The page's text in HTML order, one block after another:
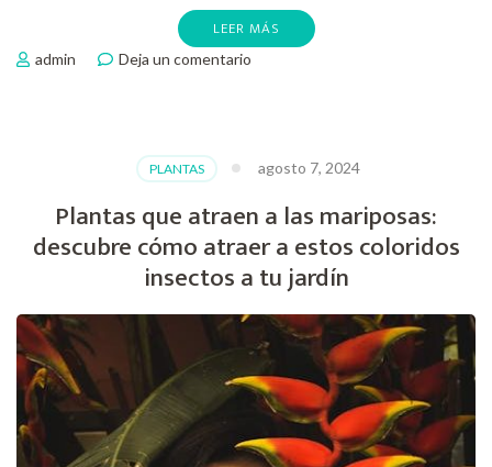
LEER MÁS
admin Deja un comentario
Tradescantia
PLANTAS agosto 7, 2024
Plantas que atraen a las mariposas:
descubre cómo atraer a estos coloridos
insectos a tu jardín